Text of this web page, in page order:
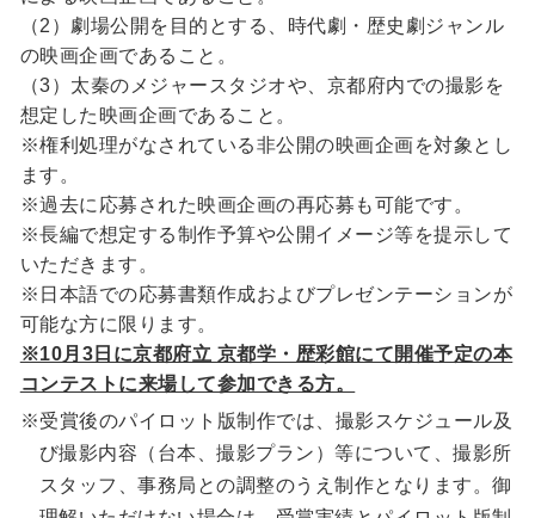
（2）劇場公開を目的とする、時代劇・歴史劇ジャンル
の映画企画であること。
（3）太秦のメジャースタジオや、京都府内での撮影を
想定した映画企画であること。
※権利処理がなされている非公開の映画企画を対象とし
ます。
※過去に応募された映画企画の再応募も可能です。
※長編で想定する制作予算や公開イメージ等を提示して
いただきます。
※日本語での応募書類作成およびプレゼンテーションが
可能な方に限ります。
※10月3日に京都府立 京都学・歴彩館にて開催予定の本
コンテストに来場して参加できる方。
※受賞後のパイロット版制作では、撮影スケジュール及
び撮影内容（台本、撮影プラン）等について、撮影所
スタッフ、事務局との調整のうえ制作となります。御